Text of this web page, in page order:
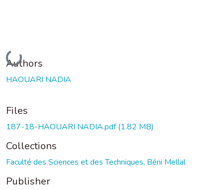
Loading...
Authors
HAOUARI NADIA
Files
187-18-HAOUARI NADIA.pdf(1.82 MB)
Collections
Faculté des Sciences et des Techniques, Béni Mellal
Publisher